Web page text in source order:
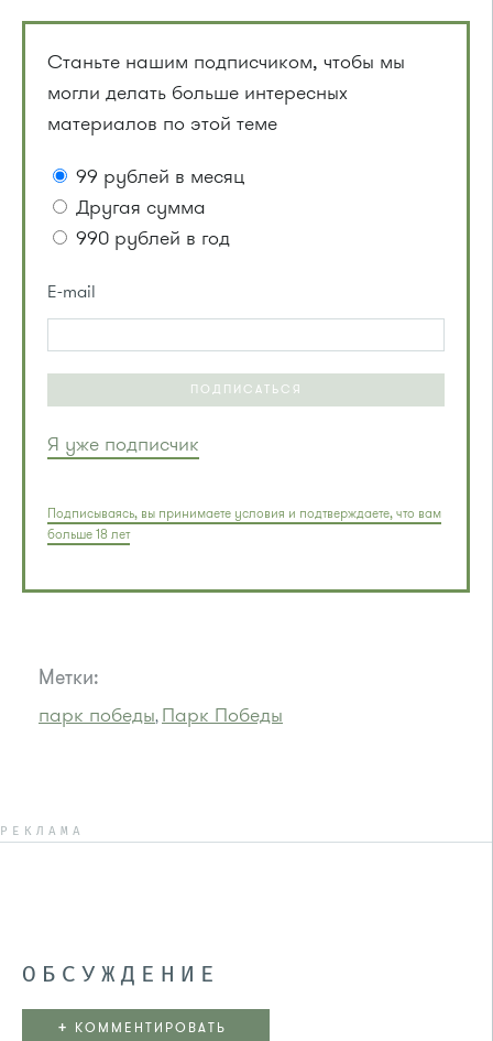
Станьте нашим подписчиком, чтобы мы
могли делать больше интересных
материалов по этой теме
99 рублей в месяц
Другая сумма
990 рублей в год
E-mail
ПОДПИСАТЬСЯ
Я уже подписчик
Подписываясь, вы принимаете условия и подтверждаете, что вам
больше 18 лет
Метки:
парк победы, Парк Победы
РЕКЛАМА
ОБСУЖДЕНИЕ
+ КОММЕНТИРОВАТЬ